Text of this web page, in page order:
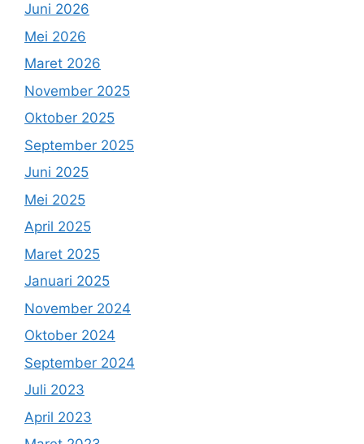
Juni 2026
Mei 2026
Maret 2026
November 2025
Oktober 2025
September 2025
Juni 2025
Mei 2025
April 2025
Maret 2025
Januari 2025
November 2024
Oktober 2024
September 2024
Juli 2023
April 2023